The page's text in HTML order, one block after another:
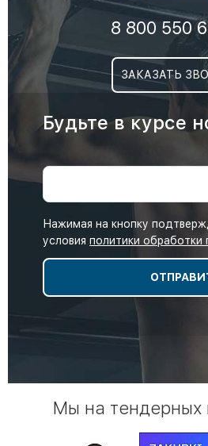
8 800 550
ЗАКАЗАТЬ
Будьте в курсе
Нажимая на кнопку
условия политики обработки
Мы на тендерных